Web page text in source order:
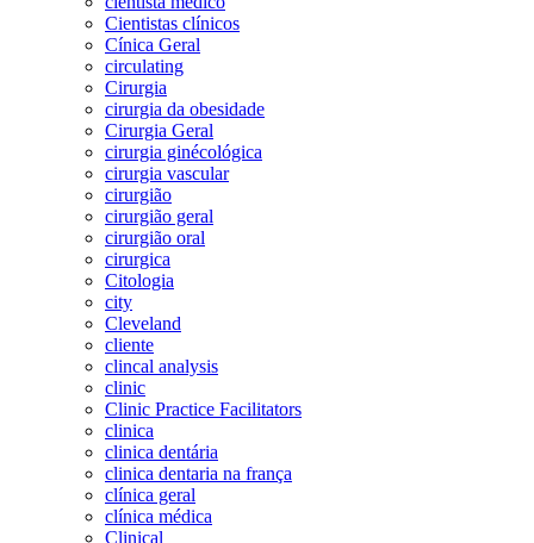
Cientistas clínicos
Cínica Geral
circulating
Cirurgia
cirurgia da obesidade
Cirurgia Geral
cirurgia ginécológica
cirurgia vascular
cirurgião
cirurgião geral
cirurgião oral
cirurgica
Citologia
city
Cleveland
cliente
clincal analysis
clinic
Clinic Practice Facilitators
clinica
clinica dentária
clinica dentaria na frança
clínica geral
clínica médica
Clinical